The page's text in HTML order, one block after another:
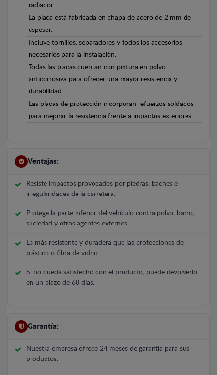
radiador.
La placa está fabricada en chapa de acero de 2 mm de
espesor.
Incluye tornillos, separadores y todos los accesorios
necesarios para la instalación.
Todas las placas cuentan con pintura en polvo
anticorrosiva para ofrecer una mayor resistencia y
durabilidad.
Las placas de protección incorporan refuerzos soldados
para mejorar la resistencia frente a impactos exteriores.
Ventajas:
Resiste impactos provocados por piedras, baches e
irregularidades de la carretera.
Protege la parte inferior del vehículo contra polvo, barro,
suciedad y otros agentes externos.
Es más resistente y duradera que las protecciones de
plástico o fibra de vidrio.
Si no queda satisfecho con el producto, puede devolverlo
en un plazo de 60 días.
Garantía:
Nuestra empresa ofrece 24 meses de garantía para sus
productos.